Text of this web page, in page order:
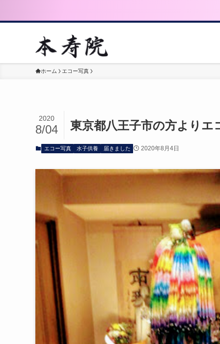
ホーム エコー写真
東京都八王子市の方よりエ
2020
8/04
エコー写真 水子供養 届きました 2020年8月4日